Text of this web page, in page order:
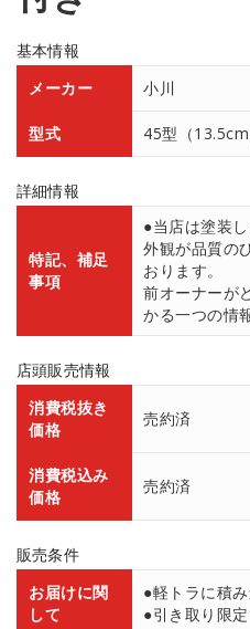
基本情報
メーカー
小川
型式 45型（
詳細情報
特記、補足
事項
●当店は塗装し
外観が品質の
おります。
前オーナーが
かる一つの情
店頭販売情報
消費税抜き
価格
売約済
消費税込み
価格
売約済
販売条件
お届けに関
して
●軽トラに積み
●引き取り限定